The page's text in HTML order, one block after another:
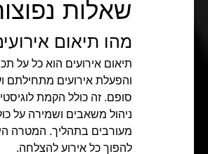
שאלות
מהו תיאום
תיאום אירועים הוא כל על
והפעלת אירועים מתחילתם
סופם. זה כולל הקמת
ניהול משאבים ושמירה על
מעורבים בתהליך. המטרה
להפוך כל אירוע להצלחה.